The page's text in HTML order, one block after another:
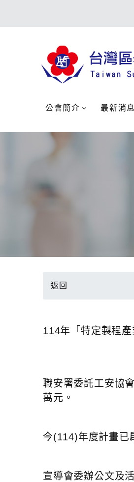
公會簡介 最新消息
返回
114年「特定製程
職安署委託工安協
萬元。
今(114)年度計畫已
宣導會委辦公文及